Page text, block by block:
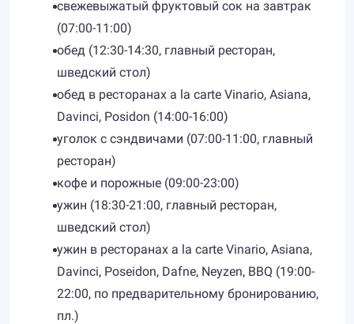
свежевыжатый фруктовый сок на завтрак
(07:00-11:00)
обед (12:30-14:30, главный ресторан,
шведский стол)
обед в ресторанах а la сarte Vinario, Asiana,
Davinci, Posidon (14:00-16:00)
уголок с сэндвичами (07:00-11:00, главный
ресторан)
кофе и порожные (09:00-23:00)
ужин (18:30-21:00, главный ресторан,
шведский стол)
ужин в ресторанах а la сarte Vinario, Asiana,
Davinci, Poseidon, Dafne, Neyzen, BBQ (19:00-
22:00, по предварительному бронированию,
пл.)